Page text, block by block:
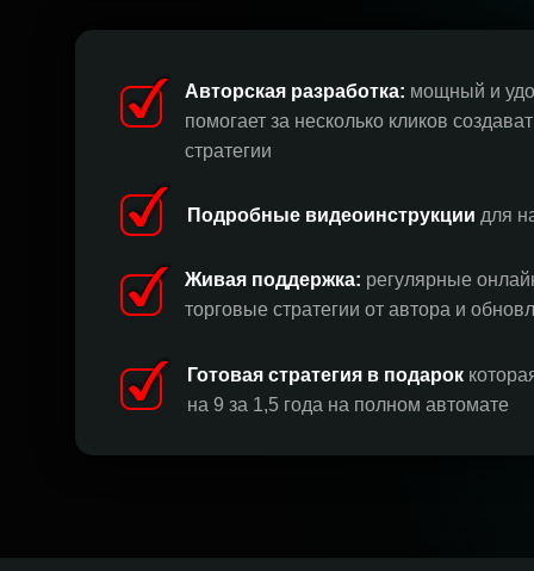
Авторская разработка: мощный и
помогает за несколько кликов
стратегии
Подробные видеоинструкции для
Живая поддержка: регулярные
торговые стратегии от автора и
Готовая стратегия в подарок
на 9 за 1,5 года на полном автомате